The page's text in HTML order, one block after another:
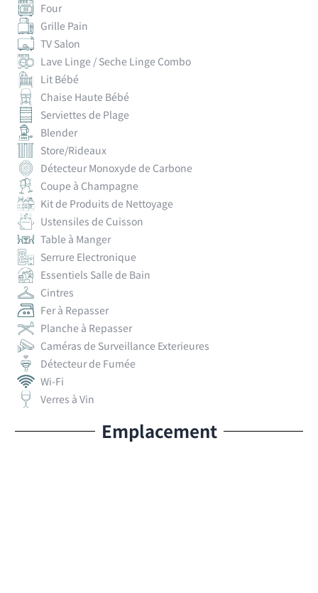
Four
Grille Pain
TV Salon
Lave Linge / Seche Linge Combo
Lit Bébé
Chaise Haute Bébé
Serviettes de Plage
Blender
Store/Rideaux
Détecteur Monoxyde de Carbone
Coupe à Champagne
Kit de Produits de Nettoyage
Ustensiles de Cuisson
Table à Manger
Serrure Electronique
Essentiels Salle de Bain
Cintres
Fer à Repasser
Planche à Repasser
Caméras de Surveillance Exterieures
Détecteur de Fumée
Wi-Fi
Verres à Vin
Emplacement